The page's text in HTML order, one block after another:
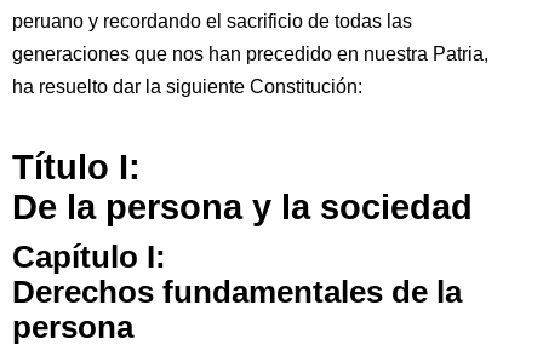
peruano y recordando el sacrificio de todas las
generaciones que nos han precedido en nuestra Patria,
ha resuelto dar la siguiente Constitución:
Título I:
De la persona y la sociedad
Capítulo I:
Derechos fundamentales de la
persona